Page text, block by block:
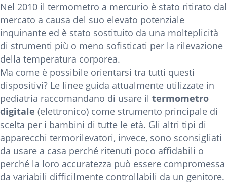
Nel 2010 il termometro a mercurio è stato ritirato dal
mercato a causa del suo elevato potenziale
inquinante ed è stato sostituito da una molteplicità
di strumenti più o meno sofisticati per la rilevazione
della temperatura corporea.
Ma come è possibile orientarsi tra tutti questi
dispositivi? Le linee guida attualmente utilizzate in
pediatria raccomandano di usare il termometro
digitale (elettronico) come strumento principale di
scelta per i bambini di tutte le età. Gli altri tipi di
apparecchi termorilevatori, invece, sono sconsigliati
da usare a casa perché ritenuti poco affidabili o
perché la loro accuratezza può essere compromessa
da variabili difficilmente controllabili da un genitore.